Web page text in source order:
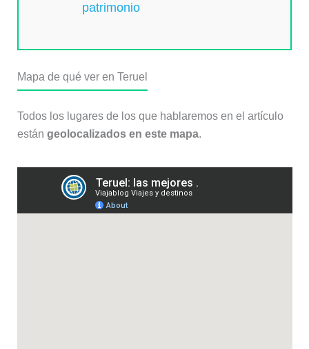
patrimonio
Mapa de qué ver en Teruel
Todos los lugares de los que hablaremos en el artículo
están geolocalizados en este mapa.